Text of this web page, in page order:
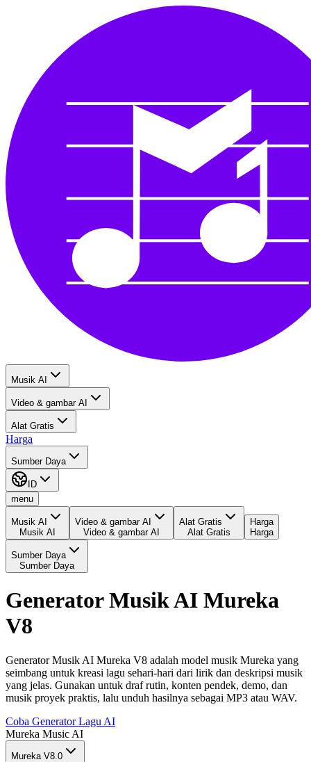
Musik AI
Video & gambar AI
Alat Gratis
Harga
Sumber Daya
ID
menu
Musik AI
Musik AI
Video & gambar AI
Video & gambar AI
Alat Gratis
Alat Gratis
Harga
Harga
Sumber Daya
Sumber Daya
Generator Musik AI Mureka
V8
Generator Musik AI Mureka V8 adalah model musik Mureka yang
seimbang untuk kreasi lagu sehari-hari dari lirik dan deskripsi musik
yang jelas. Gunakan untuk draf rutin, konten pendek, demo, dan
musik proyek praktis, lalu unduh hasilnya sebagai MP3 atau WAV.
Coba Generator Lagu AI
Mureka Music AI
Mureka V8.0